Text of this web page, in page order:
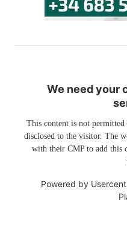
We need your
This content is not
disclosed to the visitor. The
with their CMP to add this
Powered by